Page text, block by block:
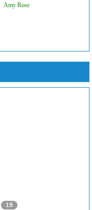
Amy Rose
19